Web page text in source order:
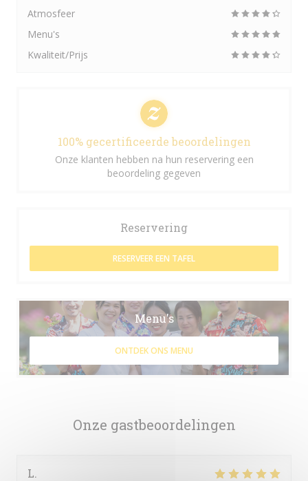
Onze gastbeoordelingen
L
Atmosfeer
Menu's
Kwaliteit/Prijs
100% gecertificeerde beoordelingen
Onze klanten hebben na hun reservering een
beoordeling gegeven
Reservering
RESERVEER EEN TAFEL
Menu's
ONTDEK ONS MENU